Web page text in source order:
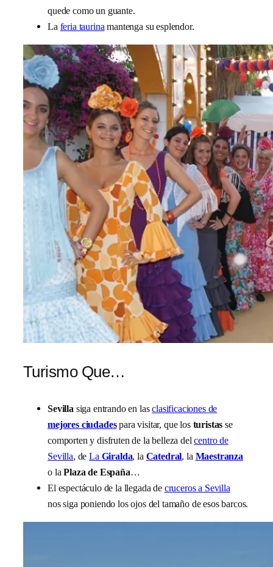
quede como un guante.
La feria taurina mantenga su esplendor.
Turismo Que…
Sevillasiga entrando en lasclasificaciones de
mejores ciudadespara visitar, que los turistas se
comporten y disfruten de la belleza delcentro de
Sevilla, deLa Giralda, la Catedral, la Maestranza
o laPlaza de España…
El espectáculo de la llegada de cruceros a Sevilla
nos siga poniendo los ojos del tamaño de esos barcos.